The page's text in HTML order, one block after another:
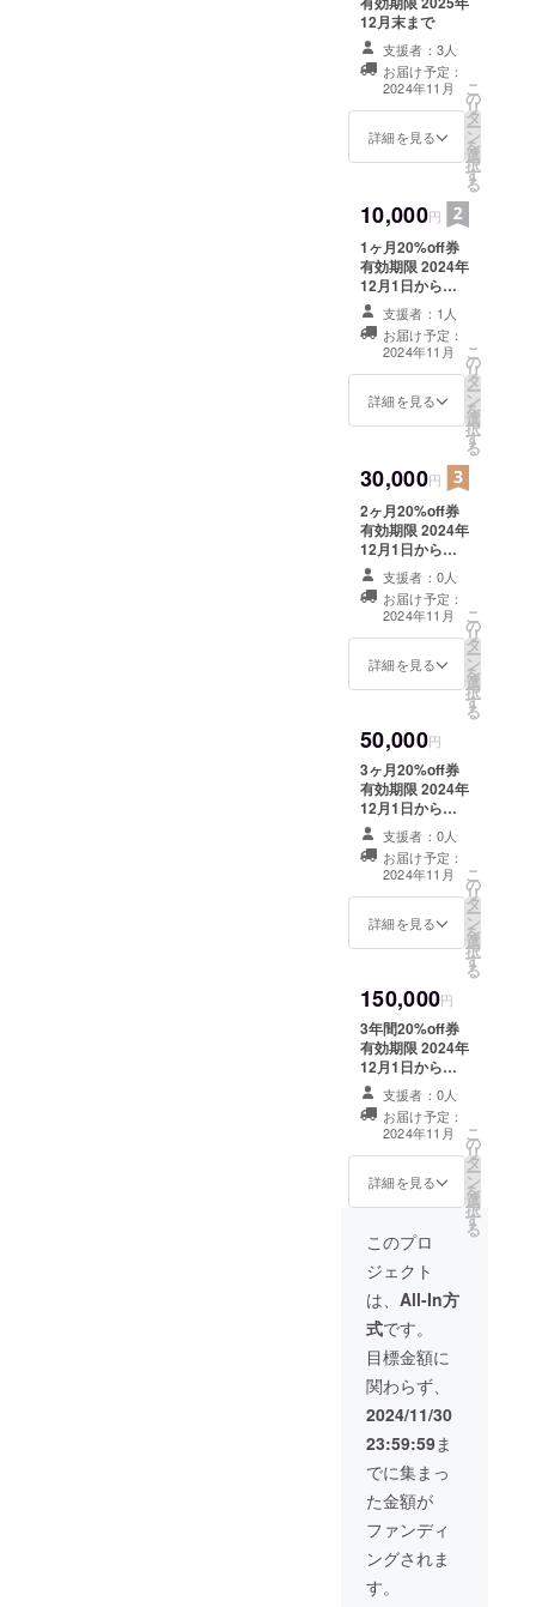
12月末まで
支援者：3人
お届け予定：
2024年11月
詳細を見る
こ
の
リ
タ
ー
ン
を
選
択
す
る
10,000円
1ヶ月20%off券
有効期限 2024年
12月1日から
2025年12月末ま
で 支援者：1人
お届け予定：
2024年11月
詳細を見る
こ
の
リ
タ
ー
ン
を
選
択
す
る
30,000円
2ヶ月20%off券
有効期限 2024年
12月1日から
2025年12月末ま
で 支援者：0人
お届け予定：
2024年11月
詳細を見る
こ
の
リ
タ
ー
ン
を
選
択
す
る
50,000円
3ヶ月20%off券
有効期限 2024年
12月1日から
2025年12月末ま
で 支援者：0人
お届け予定：
2024年11月
詳細を見る
こ
の
リ
タ
ー
ン
を
選
択
す
る
150,000円
3年間20%off券
有効期限 2024年
12月1日から
2028年12月末ま
で 支援者：0人
お届け予定：
2024年11月
詳細を見る
こ
の
リ
タ
ー
ン
を
選
択
す
る
このプロ
ジェクト
は、 All-In方
式です。
目標金額に
関わらず、
2024/11/30
23:59:59ま
でに集まっ
た金額が
ファンディ
ングされま
す。